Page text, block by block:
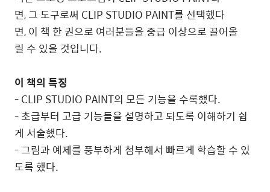
면, 그 도구로써 CLIP STUDIO PAINT를 선택했다
면, 이 책 한 권으로 여러분들을 중급 이상으로 끌어올
릴 수 있을 것입니다.
이 책의 특징
- CLIP STUDIO PAINT의 모든 기능을 수록했다.
-초급부터 고급 기능들을 설명하고 되도록 이해하기 쉽
게 서술했다.
-그림과 예제를 풍부하게 첨부해서 빠르게 학습할 수 있
도록 했다.